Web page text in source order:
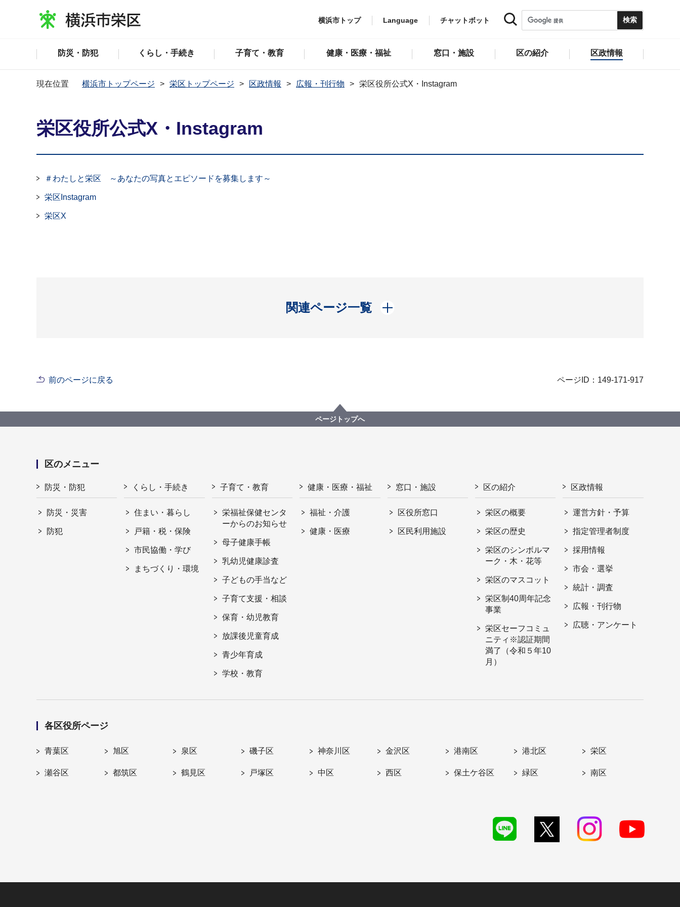
横浜市トップ Language チャットボット
防災・防犯 くらし・手続き 子育て・教育 健康・医療・福祉 窓口・施設 区の紹介 区政情報
現在位置 横浜市トップページ 栄区トップページ 区政情報 広報・刊行物 栄区役所公式X・Instagram
栄区役所公式X・Instagram
＃わたしと栄区 ～あなたの写真とエピソードを募集します～
栄区Instagram
栄区X
関連ページ一覧
開く
前のページに戻る ページID：149-171-917
ページトップへ
区のメニュー
防災・防犯
防災・災害
防犯
くらし・手続き
住まい・暮らし
戸籍・税・保険
市民協働・学び
まちづくり・環境
子育て・教育
栄福祉保健センタ
ーからのお知らせ
母子健康手帳
乳幼児健康診査
子どもの手当など
子育て支援・相談
保育・幼児教育
放課後児童育成
青少年育成
学校・教育
健康・医療・福祉
福祉・介護
健康・医療
窓口・施設
区役所窓口
区民利用施設
区の紹介
栄区の概要
栄区の歴史
栄区のシンボルマ
ーク・木・花等
栄区のマスコット
栄区制40周年記念
事業
栄区セーフコミュ
ニティ※認証期間
満了（令和５年10
月）
区政情報
運営方針・予算
指定管理者制度
採用情報
市会・選挙
統計・調査
広報・刊行物
広聴・アンケート
各区役所ページ
青葉区 旭区 泉区 磯子区 神奈川区 金沢区 港南区 港北区 栄区
瀬谷区 都筑区 鶴見区 戸塚区 中区 西区 保土ケ谷区 緑区 南区